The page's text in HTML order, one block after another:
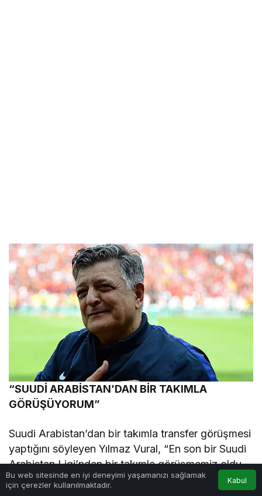
“SUUDİ ARABİSTAN’DAN BİR TAKIMLA
GÖRÜŞÜYORUM”
Suudi Arabistan’dan bir takımla transfer görüşmesi
yaptığını söyleyen Yılmaz Vural, “En son bir Suudi
Arabistan Ligi’nden bir takımla görüşmemiz oldu.
Görüşmelerimiz devam ediyor. Teklifin detaylarını
Bu web sitesinde en iyi deneyimi yaşamanızı sağlamak
için çerezler kullanılmaktadır.
Kabul